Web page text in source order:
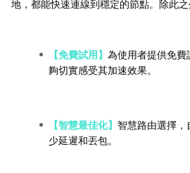
地，都能快速連線到穩定的節點。除此
【免費試用】 為使用者提供免
夠切實感受其加速效果。
【智慧最佳化】 智慧路由選擇，
少延遲和丟包。